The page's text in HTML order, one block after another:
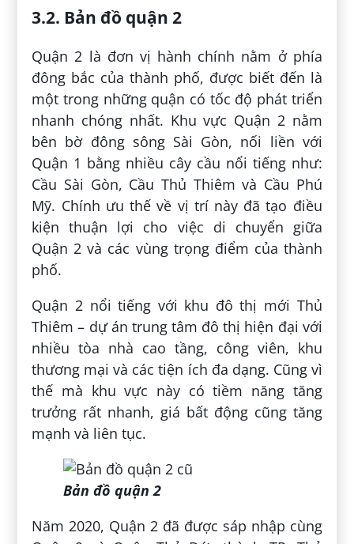
3.2. Bản đồ quận 2
Quận 2 là đơn vị hành chính nằm ở phía
đông bắc của thành phố, được biết đến là
một trong những quận có tốc độ phát triển
nhanh chóng nhất. Khu vực Quận 2 nằm
bên bờ đông sông Sài Gòn, nối liền với
Quận 1 bằng nhiều cây cầu nổi tiếng như:
Cầu Sài Gòn, Cầu Thủ Thiêm và Cầu Phú
Mỹ. Chính ưu thế về vị trí này đã tạo điều
kiện thuận lợi cho việc di chuyển giữa
Quận 2 và các vùng trọng điểm của thành
phố.
Quận 2 nổi tiếng với khu đô thị mới Thủ
Thiêm – dự án trung tâm đô thị hiện đại với
nhiều tòa nhà cao tầng, công viên, khu
thương mại và các tiện ích đa dạng. Cũng vì
thế mà khu vực này có tiềm năng tăng
trưởng rất nhanh, giá bất động cũng tăng
mạnh và liên tục.
Bản đồ quận 2
Năm 2020, Quận 2 đã được sáp nhập cùng